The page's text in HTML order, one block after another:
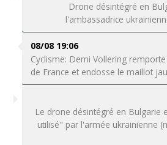
Drone désintégré en
l'ambassadrice
08/08 19:06
Cyclisme: Demi Vollering
de France et endosse le maillot
Le drone désintégré en Bulgarie
utilisé" par l'armée ukrainienne